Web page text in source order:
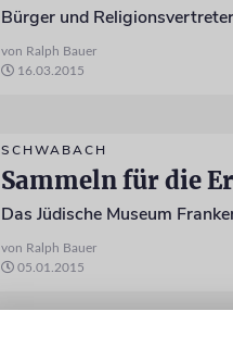
Bürger und
von Ralph Bauer
16.03.2015
SCHWABACH
Sammeln für die
Das Jüdische Museum
von Ralph Bauer
05.01.2015